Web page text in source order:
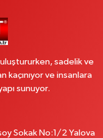
sadelik ve
ve insanlara
sunuyor.
Sokak No:1/2 Yalova